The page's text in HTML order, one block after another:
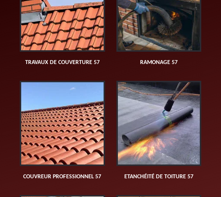
TRAVAUX DE COUVERTURE 57 RAMONAGE 57
COUVREUR PROFESSIONNEL 57 ETANCHÉITÉ DE TOITURE 57